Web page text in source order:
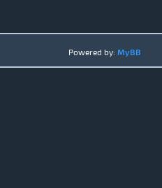
Powered by: MyBB